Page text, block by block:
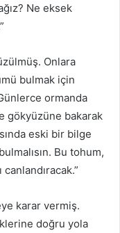
Ne eksek
Onlara
bulmak için
ormanda
gökyüzüne bakarak
eski bir bilge
Bu tohum,
karar vermiş.
doğru yola